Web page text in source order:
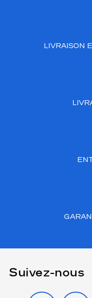
LIVRAISON
Suivez-nous
INSTAGRAM